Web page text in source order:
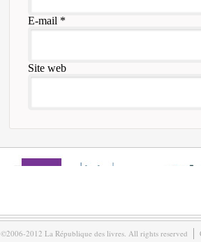
E-mail *
Site web
©2006-2012 La République des livres. All rights reserved